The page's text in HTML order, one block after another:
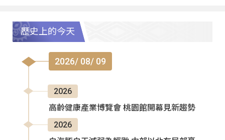
歷史上的今天
2026/ 08/ 09
2026
高齡健康產業博覽會 桃園館開幕見新趨勢
2026